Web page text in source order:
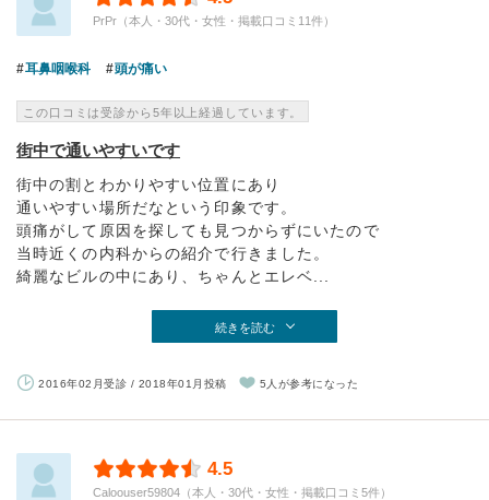
PrPr（本人・30代・女性・掲載口コミ11件）
耳鼻咽喉科 頭が痛い
この口コミは受診から5年以上経過しています。
街中で通いやすいです
街中の割とわかりやすい位置にあり
通いやすい場所だなという印象です。
頭痛がして原因を探しても見つからずにいたので
当時近くの内科からの紹介で行きました。
綺麗なビルの中にあり、ちゃんとエレベ...
続きを読む
2016年02月受診 / 2018年01月投稿 5人が参考になった
4.5
Caloouser59804（本人・30代・女性・掲載口コミ5件）